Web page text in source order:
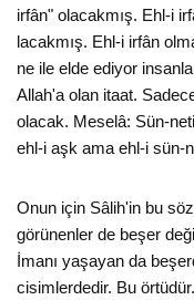
irfân" olacakmış. Ehl-i
lacakmış. Ehl-i irfân
ne ile elde ediyor
Allah'a olan itaat.
olacak. Meselâ: Sün-
ehl-i aşk ama ehl-i sün-
Onun için Sâlih'in bu
görünenler de beşer
İmanı yaşayan da
cisimlerdedir. Bu